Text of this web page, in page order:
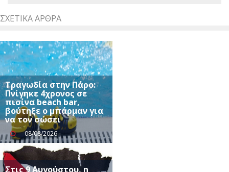
ΣΧΕΤΙΚΆ ΆΡΘΡΑ
Τραγωδία στην Πάρο:
Πνίγηκε 4χρονος σε
πισίνα beach bar,
βούτηξε ο μπάρμαν για
να τον σώσει
08/08/2026
Στις 9 Αυγούστου, η